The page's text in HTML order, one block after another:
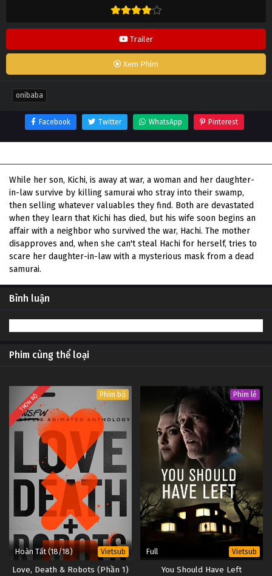
Trailer
Xem Phim
onibaba
Facebook Twitter WhatsApp Pinterest
While her son, Kichi, is away at war, a woman and her daughter-
in-law survive by killing samurai who stray into their swamp,
then selling whatever valuables they find. Both are devastated
when they learn that Kichi has died, but his wife soon begins an
affair with a neighbor who survived the war, Hachi. The mother
disapproves and, when she can't steal Hachi for herself, tries to
scare her daughter-in-law with a mysterious mask from a dead
samurai.
Bình luận
Phim cùng thể loại
TRỌN BỘ Phim bộ
Hoàn Tất (18/18) Vietsub
Love, Death & Robots (Phần 1)
Phim lẻ
Full Vietsub
You Should Have Left